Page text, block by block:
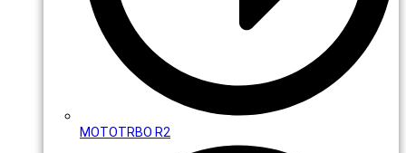
MOTOTRBO R2